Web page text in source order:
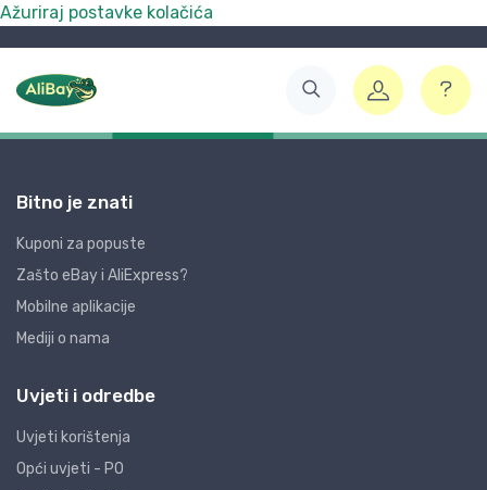
Ažuriraj postavke kolačića
Bitno je znati
Kuponi za popuste
Zašto eBay i AliExpress?
Mobilne aplikacije
Mediji o nama
Uvjeti i odredbe
Uvjeti korištenja
Opći uvjeti - PO